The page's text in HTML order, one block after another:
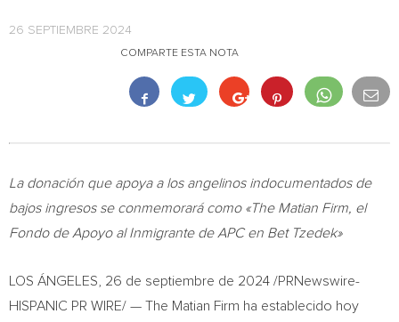
26 SEPTIEMBRE 2024
COMPARTE ESTA NOTA
La donación que apoya a los angelinos indocumentados de
bajos ingresos se conmemorará como «The Matian Firm, el
Fondo de Apoyo al Inmigrante de APC en Bet Tzedek»
LOS ÁNGELES 26 de septiembre de 2024 /PRNewswire-
HISPANIC PR WIRE/ — The Matian Firm ha establecido hoy